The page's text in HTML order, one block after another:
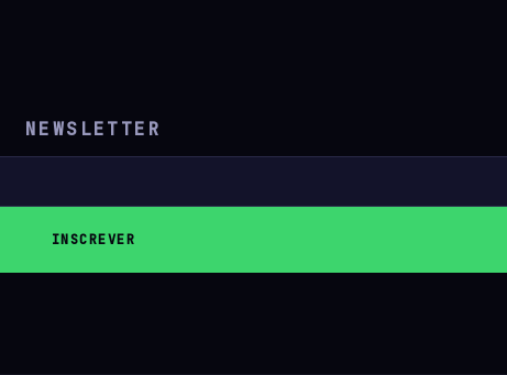
NEWSLETTER